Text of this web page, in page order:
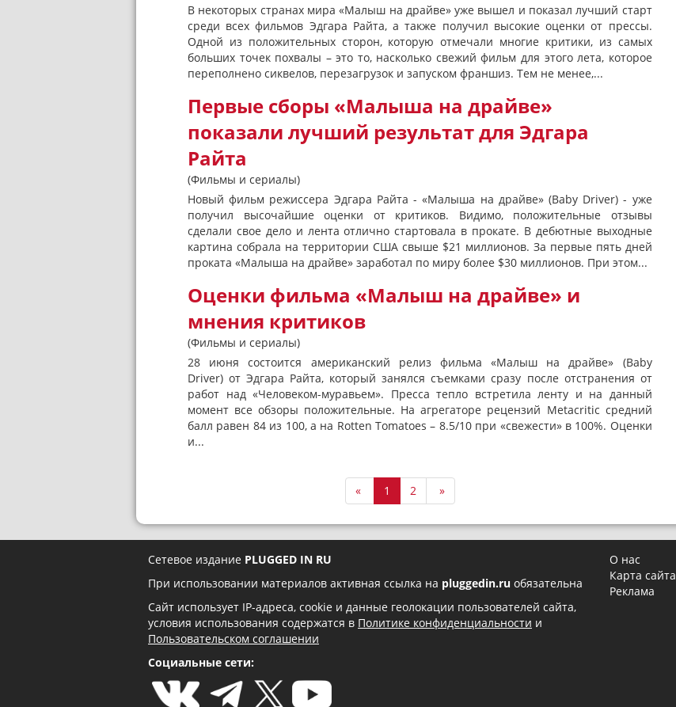
В некоторых странах мира «Малыш на драйве» уже вышел и показал лучший старт
среди всех фильмов Эдгара Райта, а также получил высокие оценки от прессы.
Одной из положительных сторон, которую отмечали многие критики, из самых
больших точек похвалы – это то, насколько свежий фильм для этого лета, которое
переполнено сиквелов, перезагрузок и запуском франшиз. Тем не менее,...
Первые сборы «Малыша на драйве»
показали лучший результат для Эдгара
Райта
(Фильмы и сериалы)
Новый фильм режиссера Эдгара Райта - «Малыша на драйве» (Baby Driver) - уже
получил высочайшие оценки от критиков. Видимо, положительные отзывы
сделали свое дело и лента отлично стартовала в прокате. В дебютные выходные
картина собрала на территории США свыше $21 миллионов. За первые пять дней
проката «Малыша на драйве» заработал по миру более $30 миллионов. При этом...
Оценки фильма «Малыш на драйве» и
мнения критиков
(Фильмы и сериалы)
28 июня состоится американский релиз фильма «Малыш на драйве» (Baby
Driver) от Эдгара Райта, который занялся съемками сразу после отстранения от
работ над «Человеком-муравьем». Пресса тепло встретила ленту и на данный
момент все обзоры положительные. На агрегаторе рецензий Metacritic средний
балл равен 84 из 100, а на Rotten Tomatoes – 8.5/10 при «свежести» в 100%. Оценки
и...
« 1 2 »
Сетевое издание PLUGGED IN RU
При использовании материалов активная ссылка на pluggedin.ru обязательна
Сайт использует IP-адреса, cookie и данные геолокации пользователей сайта,
условия использования содержатся в Политике конфиденциальности и
Пользовательском соглашении
Социальные сети:
О нас
Карта сайта
Реклама